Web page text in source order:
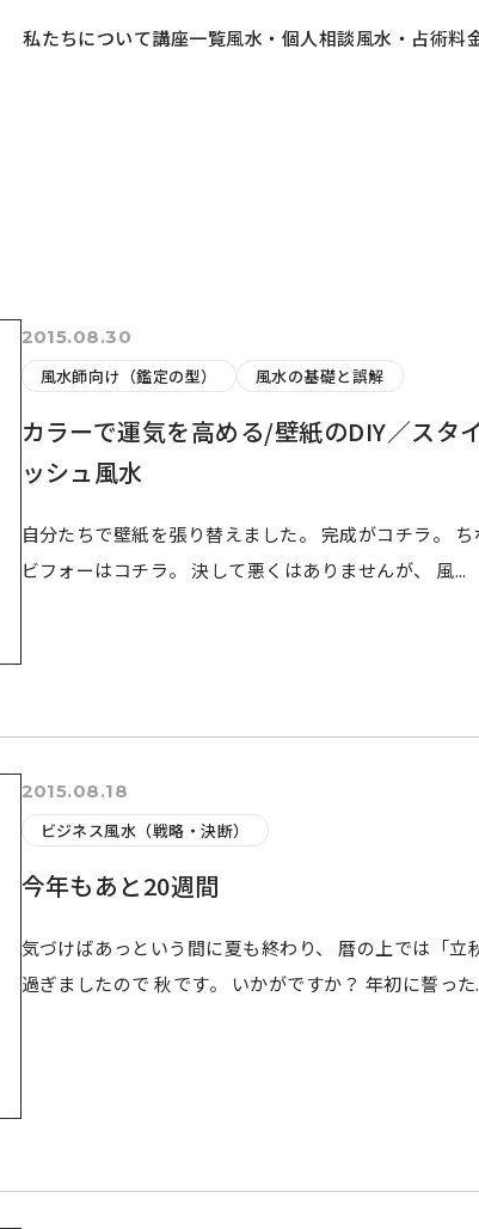
私たちについて講座一覧風水・個人相談風水・占術料
2015.08.30
風水師向け（鑑定の型）
風水の基礎と誤解
カラーで運気を高める/壁紙のDIY／スタ
ッシュ風水
自分たちで壁紙を張り替えました。 完成がコチラ。 ち
ビフォーはコチラ。 決して悪くはありませんが、 風...
2015.08.18
ビジネス風水（戦略・決断）
今年もあと20週間
気づけばあっという間に夏も終わり、 暦の上では「立
過ぎましたので 秋です。 いかがですか？ 年初に誓った